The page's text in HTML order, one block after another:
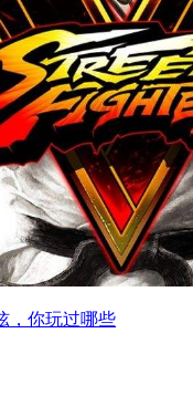
，你玩过哪些